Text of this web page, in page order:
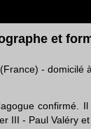
et
- domicilé
III - Paul Valéry